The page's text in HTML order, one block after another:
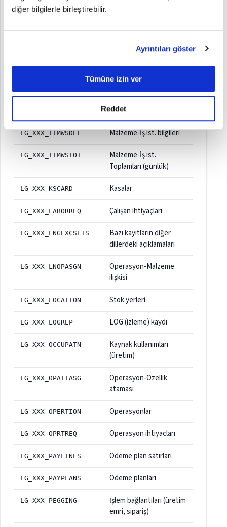
diğer bilgilerle birleştirebilir.
Ayrıntıları göster
Tümüne izin ver
Reddet
ataması
Malzeme-Malzeme sınıfı
ataması
Malzeme-Birim ataması
LG_XXX_ITMWSDEF Malzeme-İş ist. bilgileri
LG_XXX_ITMWSTOT
Malzeme-İş ist.
Toplamları (günlük)
LG_XXX_KSCARD Kasalar
LG_XXX_LABORREQ Çalışan ihtiyaçları
LG_XXX_LNGEXCSETS
Bazı kayıtların diğer
dillerdeki açıklamaları
LG_XXX_LNOPASGN
Operasyon-Malzeme
ilişkisi
LG_XXX_LOCATION Stok yerleri
LG_XXX_LOGREP LOG (izleme) kaydı
LG_XXX_OCCUPATN
Kaynak kullanımları
(üretim)
LG_XXX_OPATTASG
Operasyon-Özellik
ataması
LG_XXX_OPERTION Operasyonlar
LG_XXX_OPRTREQ Operasyon ihtiyacları
LG_XXX_PAYLINES Ödeme plan satırları
LG_XXX_PAYPLANS Ödeme planları
LG_XXX_PEGGING
İşlem bağlantıları (üretim
emri, sipariş)